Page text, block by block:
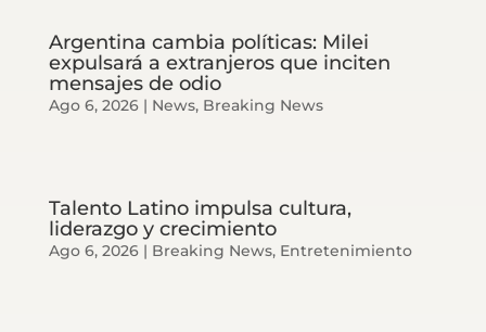
Argentina cambia políticas: Milei
expulsará a extranjeros que inciten
mensajes de odio
Ago 6, 2026| News, Breaking News
Talento Latino impulsa cultura,
liderazgo y crecimiento
Ago 6, 2026| Breaking News, Entretenimiento